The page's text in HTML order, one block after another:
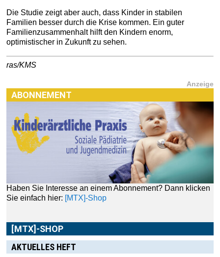
Die Studie zeigt aber auch, dass Kinder in stabilen
Familien besser durch die Krise kommen. Ein guter
Familienzusammenhalt hilft den Kindern enorm,
optimistischer in Zukunft zu sehen.
ras/KMS
Anzeige
ABONNEMENT
Haben Sie Interesse an einem Abonnement? Dann klicken
Sie einfach hier: [MTX]-Shop
[MTX]-SHOP
AKTUELLES HEFT